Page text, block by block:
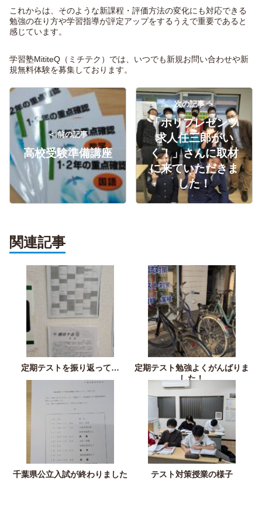
これからは、そのような新課程・ 評価方法の変化にも対応できる
勉強の在り方や学習指導が評定アッ プをするうえで重要であると
感じています。
学習塾MititeQ（ミチテク）では、いつでも新規お問い合わせや新
規無料体験を募集しております。
＜ 前の記事
高校受験準備講座
次の記事 ＞
「ホリプレゼンツ
求人任三郎がい
く！」さんに取材
に来ていただきま
した！
関連記事
定期テストを振り返って…
定期テスト勉強よくがんばりま
した！
千葉県公立入試が終わりました テスト対策授業の様子